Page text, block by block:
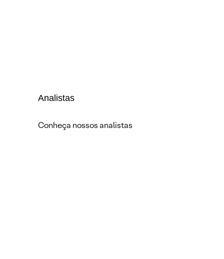
Analistas
Conheça nossos analistas